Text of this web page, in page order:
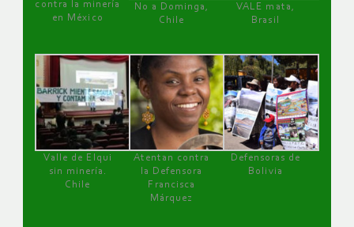
contra la minería
en México
No a Dominga,
Chile
VALE mata,
Brasil
Valle de Elqui
sin minería.
Chile
Atentan contra
la Defensora
Francisca
Márquez
Defensoras de
Bolivia